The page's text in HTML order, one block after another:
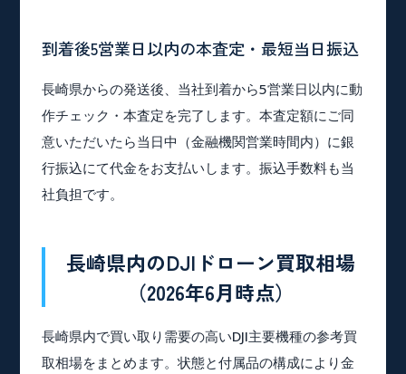
到着後5営業日以内の本査定・最短当日振込
長崎県からの発送後、当社到着から5営業日以内に動
作チェック・本査定を完了します。本査定額にご同
意いただいたら当日中（金融機関営業時間内）に銀
行振込にて代金をお支払いします。振込手数料も当
社負担です。
長崎県内のDJIドローン買取相場
（2026年6月時点）
長崎県内で買い取り需要の高いDJI主要機種の参考買
取相場をまとめます。状態と付属品の構成により金